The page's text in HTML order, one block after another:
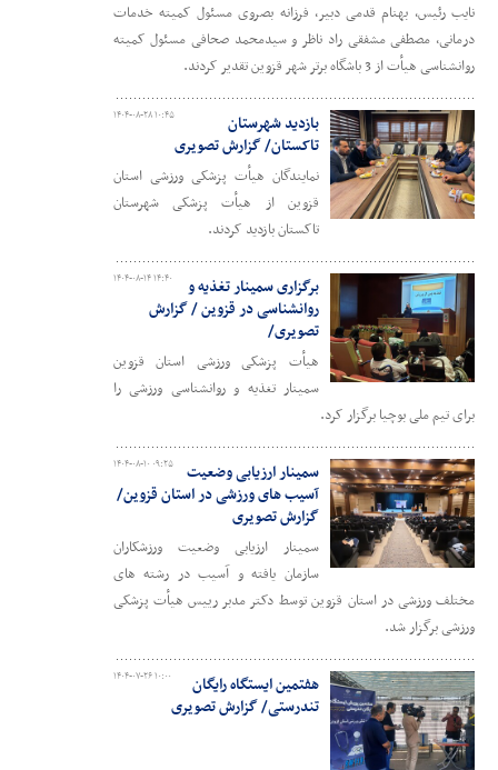
نایب رئیس، بهنام قدمی دبیر، فرزانه بصروی مسئول کمیته خدمات
درمانی، مصطفی مشفقی راد ناظر و سیدمحمد صحافی مسئول کمیته
روانشناسی هیأت از 3 باشگاه برتر شهر قزوین تقدیر کردند.
۱۴۰۴-۰۸-۲۸ ۱۰:۴۵
بازدید شهرستان
تاکستان/ گزارش تصویری
نمایندگان هیأت پزشکی ورزشی استان
قزوین از هیأت پزشکی شهرستان
تاکستان بازدید کردند.
۱۴۰۴-۰۸-۱۴ ۱۴:۴۰
برگزاری سمینار تغذیه و
روانشناسی در قزوین / گزارش
تصویری/
هیأت پزشکی ورزشی استان قزوین
سمینار تغذیه و روانشناسی ورزشی را
برای تیم ملی بوچیا برگزار کرد.
۱۴۰۴-۰۸-۱۰ ۰۹:۲۵
سمینار ارزیابی وضعیت
آسیب های ورزشی در استان قزوین/
گزارش تصویری
سمینار ارزیابی وضعیت ورزشکاران
سازمان یافته و آسیب در رشته های
مختلف ورزشی در استان قزوین توسط دکتر مدبر رییس هیأت پزشکی
ورزشی برگزار شد.
۱۴۰۴-۰۷-۲۶ ۱۰:۰۰
هفتمین ایستگاه رایگان
تندرستی/ گزارش تصویری